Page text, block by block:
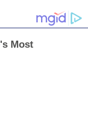
Most